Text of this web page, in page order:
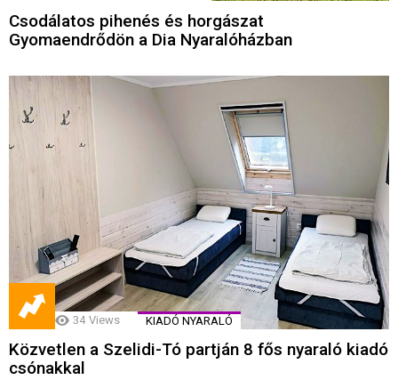
Csodálatos pihenés és horgászat
Gyomaendrődön a Dia Nyaralóházban
34 Views KIADÓ NYARALÓ
Közvetlen a Szelidi-Tó partján 8 fős nyaraló kiadó
csónakkal